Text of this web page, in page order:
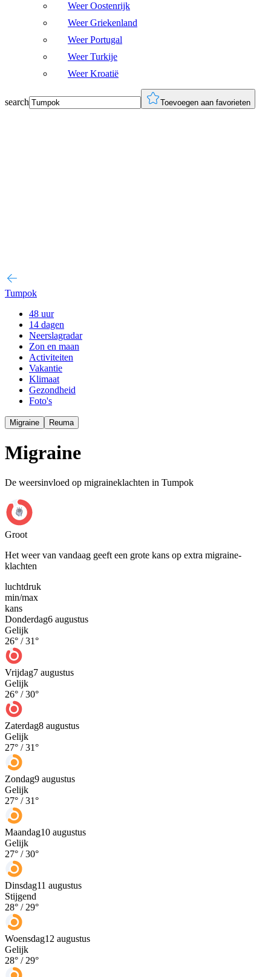
Weer Oostenrijk
Weer Griekenland
Weer Portugal
Weer Turkije
Weer Kroatië
search Toevoegen aan favorieten
Tumpok
48 uur
14 dagen
Neerslagradar
Zon en maan
Activiteiten
Vakantie
Klimaat
Gezondheid
Foto's
Migraine Reuma
Migraine
De weersinvloed op migraineklachten in Tumpok
Groot
Het weer van vandaag geeft een grote kans op extra migraine-
klachten
luchtdruk
min/max
kans
Donderdag6 augustus
Gelijk
26° /31°
Vrijdag7 augustus
Gelijk
26° /30°
Zaterdag8 augustus
Gelijk
27° /31°
Zondag9 augustus
Gelijk
27° /31°
Maandag10 augustus
Gelijk
27° /30°
Dinsdag11 augustus
Stijgend
28° / 29°
Woensdag12 augustus
Gelijk
28° / 29°